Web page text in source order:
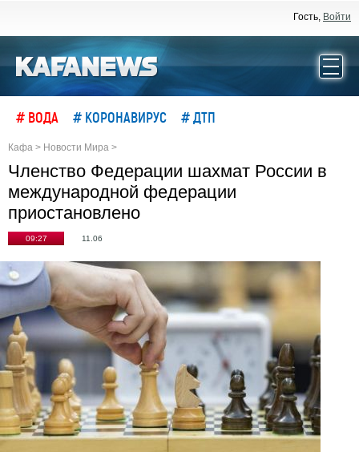
Гость, Войти
# ВОДА # КОРОНАВИРУС # ДТП
Кафа > Новости Мира >
Членство Федерации шахмат России в
международной федерации
приостановлено
09:27 11.06